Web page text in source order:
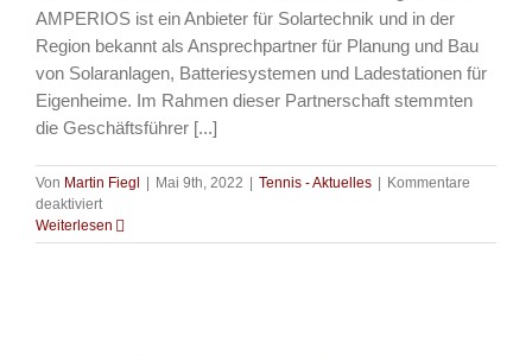
AMPERIOS ist ein Anbieter für Solartechnik und in der
Region bekannt als Ansprechpartner für Planung und Bau
von Solaranlagen, Batteriesystemen und Ladestationen für
Eigenheime. Im Rahmen dieser Partnerschaft stemmten
die Geschäftsführer [...]
Von Martin Fiegl Mai 9th, 2022 Tennis - Aktuelles
Kommentare
deaktiviertfür
Tennis
–
Weiterlesen